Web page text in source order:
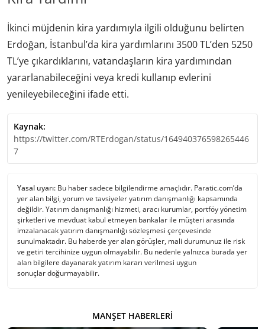
İkinci müjdenin kira yardımıyla ilgili olduğunu belirten
Erdoğan, İstanbul’da kira yardımlarını 3500 TL’den 5250
TL’ye çıkardıklarını, vatandaşların kira yardımından
yararlanabileceğini veya kredi kullanıp evlerini
yenileyebileceğini ifade etti.
Kaynak:
https://twitter.com/RTErdogan/status/164940376598265446
7
Yasal uyarı: Bu haber sadece bilgilendirme amaçlıdır. Paratic.com’da
yer alan bilgi, yorum ve tavsiyeler yatırım danışmanlığı kapsamında
değildir. Yatırım danışmanlığı hizmeti, aracı kurumlar, portföy yönetim
şirketleri ve mevduat kabul etmeyen bankalar ile müşteri arasında
imzalanacak yatırım danışmanlığı sözleşmesi çerçevesinde
sunulmaktadır. Bu haberde yer alan görüşler, mali durumunuz ile risk
ve getiri tercihinize uygun olmayabilir. Bu nedenle yalnızca burada yer
alan bilgilere dayanarak yatırım kararı verilmesi uygun
sonuçlar doğurmayabilir.
MANŞET HABERLERI